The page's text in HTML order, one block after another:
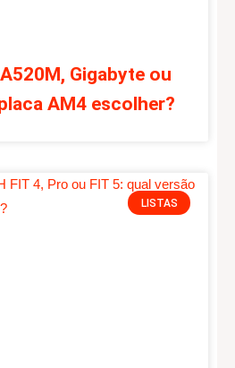
Gigabyte ou
AM4 escolher?
LISTAS